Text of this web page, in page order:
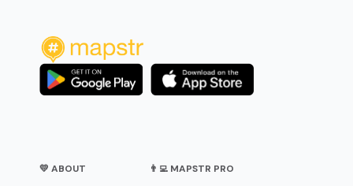
💛 ABOUT 👨‍💻 MAPSTR PRO